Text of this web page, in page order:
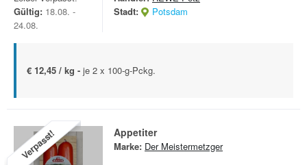
Gültig: 18.08. -
24.08.
Stadt:
Potsdam
€ 12,45 / kg - je 2 x 100-g-Pckg.
Verpasst! Appetiter
Marke: Der Meistermetzger